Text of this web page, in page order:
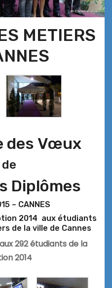
METIERS
des Vœux
Diplômes
– CANNES
2014 aux étudiants
de la ville de Cannes
292 étudiants de la
2014